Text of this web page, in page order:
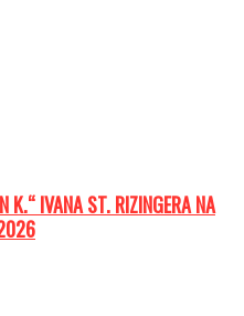
K.“ IVANA ST. RIZINGERA NA